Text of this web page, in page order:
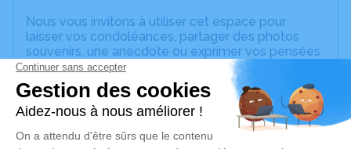
Nous vous invitons à utiliser cet espace pour
laisser vos condoléances, partager des photos
souvenirs, une anecdote ou exprimer vos pensées
à travers des poèmes ou des textes. Cet endroit
est un lieu d'expression dédié à honorer la
mémoire de Pascal JAGET.
Un service de plantation d’arbre hommage est
disponible ici.